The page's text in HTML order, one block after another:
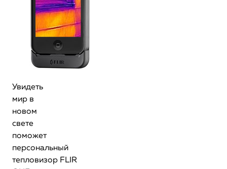
Увидеть
мир в
новом
свете
поможет
персональный
тепловизор FLIR